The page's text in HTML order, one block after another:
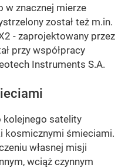
w znacznej mierze
został też m.in.
- zaprojektowany przez
przy współpracy
Instruments S.A.
kolejnego satelity
kosmicznymi śmieciami.
własnej misji
wciąż czynnym